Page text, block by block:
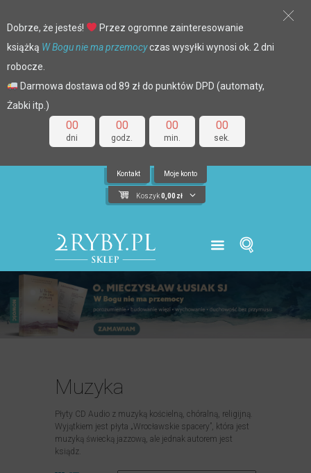
00
dni
00
godz.
00
min.
00
sek.
Dobrze, że jesteś!
Przez ogromne zainteresowanie
książką W Bogu nie ma przemocyczas wysyłki wynosi ok. 2 dni
robocze.
Darmowa dostawa od 89 zł do punktów DPD (automaty,
Żabki itp.)
Kontakt Moje konto
Koszyk 0,00 zł
Muzyka
Płyty CD Audio z muzyką kościelną, chóralną, religijną.
Wyjątkiem jest płyta „Wrocławskie spacery”, która jest
muzyką świecką jazzową, ale jednak autorem jest
ksiądz.